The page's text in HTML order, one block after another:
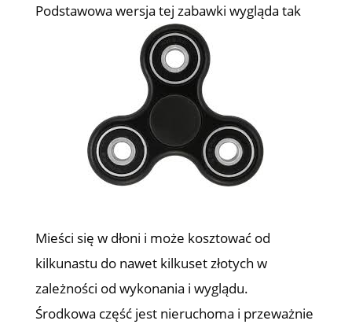
Podstawowa wersja tej zabawki wygląda tak
Mieści się w dłoni i może kosztować od
kilkunastu do nawet kilkuset złotych w
zależności od wykonania i wyglądu.
Środkowa część jest nieruchoma i przeważnie